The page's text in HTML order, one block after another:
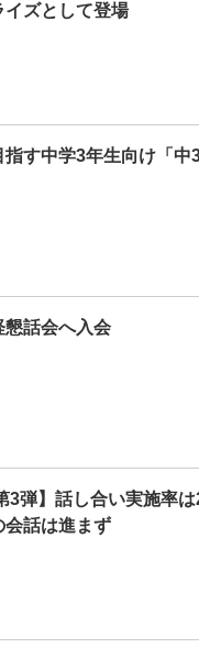
ズとして登場
す中学3年生向け「中
懇話会へ入会
3弾】話し合い実施率
会話は進まず